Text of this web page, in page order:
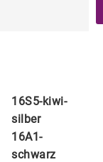
16S5-kiwi-
silber
16A1-
schwarz